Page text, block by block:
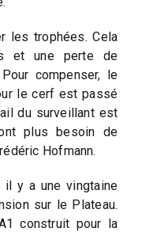
les trophées. Cela
et une perte de
compenser, le
le cerf est passé
du surveillant est
plus besoin de
Hofmann.
il y a une vingtaine
sur le Plateau.
construit pour la